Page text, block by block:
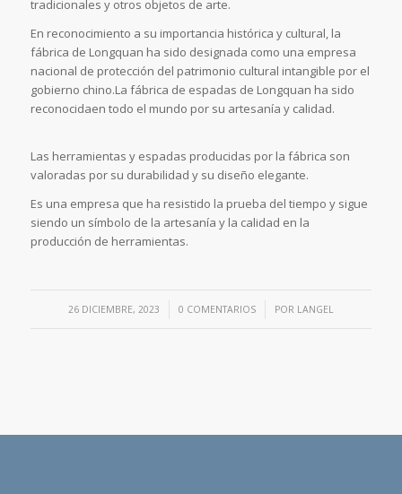
tradicionales y otros objetos de arte.
En reconocimiento a su importancia histórica y cultural, la
fábrica de Longquan ha sido designada como una empresa
nacional de protección del patrimonio cultural intangible por el
gobierno chino.La fábrica de espadas de Longquan ha sido
reconocidaen todo el mundo por su artesanía y calidad.
Las herramientas y espadas producidas por la fábrica son
valoradas por su durabilidad y su diseño elegante.
Es una empresa que ha resistido la prueba del tiempo y sigue
siendo un símbolo de la artesanía y la calidad en la
producción de herramientas.
26 DICIEMBRE, 2023
/ 0 COMENTARIOS
/ POR LANGEL